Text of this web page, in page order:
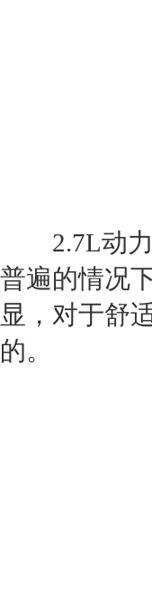
2.7L动力
普遍的情况
显，对于舒
的。